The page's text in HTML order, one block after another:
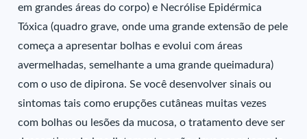
em grandes áreas do corpo) e Necrólise Epidérmica
Tóxica (quadro grave, onde uma grande extensão de pele
começa a apresentar bolhas e evolui com áreas
avermelhadas, semelhante a uma grande queimadura)
com o uso de dipirona. Se você desenvolver sinais ou
sintomas tais como erupções cutâneas muitas vezes
com bolhas ou lesões da mucosa, o tratamento deve ser